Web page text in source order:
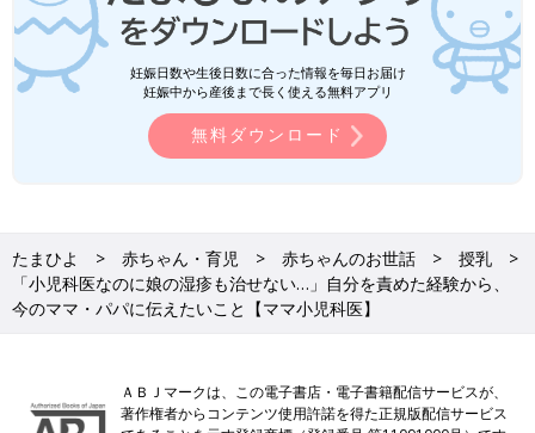
妊娠日数や生後日数に合った情報を毎日お届け
妊娠中から産後まで長く使える無料アプリ
無料ダウンロード
たまひよ 赤ちゃん・育児 赤ちゃんのお世話
授乳
「小児科医なのに娘の湿疹も治せない…」自分を責めた経験から、
今のママ・パパに伝えたいこと【ママ小児科医】
ＡＢＪマークは、この電子書店・電子書籍配信サービスが、
著作権者からコンテンツ使用許諾を得た正規版配信サービス